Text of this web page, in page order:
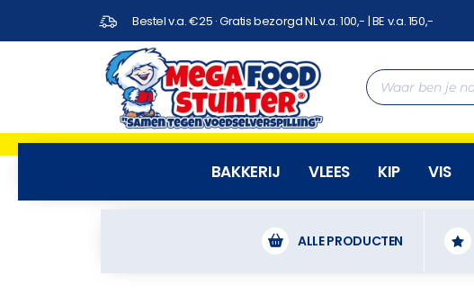
Bestel v.a. €25 · Gratis bezorgd NL v.a. 100,- | BE v.a. 150,-
BAKKERIJ VLEES KIP VIS
ALLE PRODUCTEN